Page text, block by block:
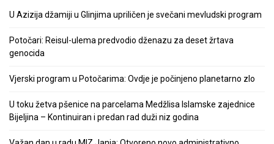
U Azizija džamiji u Glinjima upriličen je svečani mevludski program
Potočari: Reisul-ulema predvodio dženazu za deset žrtava
genocida
Vjerski program u Potočarima: Ovdje je počinjeno planetarno zlo
U toku žetva pšenice na parcelama Medžlisa Islamske zajednice
Bijeljina – Kontinuiran i predan rad duži niz godina